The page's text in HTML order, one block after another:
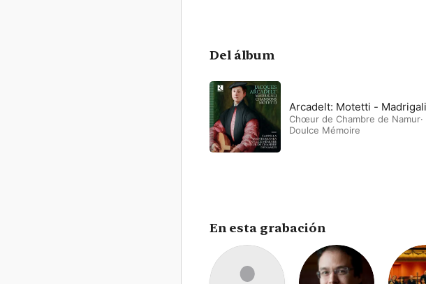
Del álbum
Arcadelt: Motetti -
Chœur de Chambre de Namur·
Doulce Mémoire
En esta grabación